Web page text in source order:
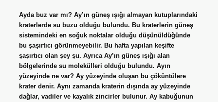
Ayda buz var mı? Ay’ın güneş ışığı almayan kutuplarındaki
kraterlerde su buzu olduğu bulundu. Bu kraterlerin güneş
sistemindeki en soğuk noktalar olduğu düşünüldüğünde
bu şaşırtıcı görünmeyebilir. Bu hafta yapılan keşifte
şaşırtıcı olan şey şu. Ayrıca Ay’ın güneş ışığı alan
bölgelerinde su molekülleri olduğu bulundu. Ayın
yüzeyinde ne var? Ay yüzeyinde oluşan bu çöküntülere
krater denir. Aynı zamanda kraterin dışında ay yüzeyinde
dağlar, vadiler ve kayalık zincirler bulunur. Ay kabuğunun